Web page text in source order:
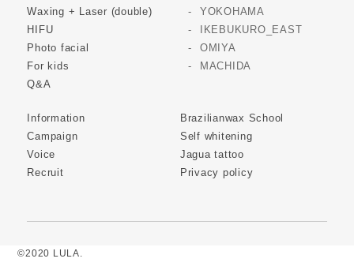
Waxing + Laser (double)
HIFU
Photo facial
For kids
Q&A
YOKOHAMA
IKEBUKURO_EAST
OMIYA
MACHIDA
Information
Campaign
Voice
Recruit
Brazilianwax School
Self whitening
Jagua tattoo
Privacy policy
©2020 LULA.